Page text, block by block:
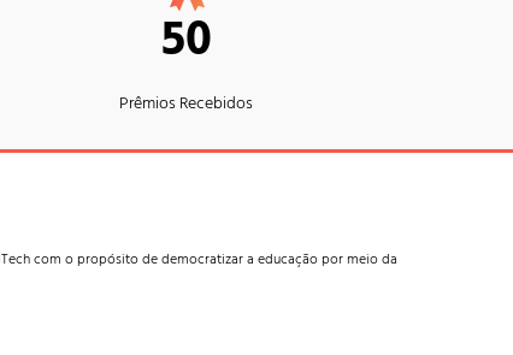
50
Prêmios Recebidos
com o propósito de democratizar a educação por meio da